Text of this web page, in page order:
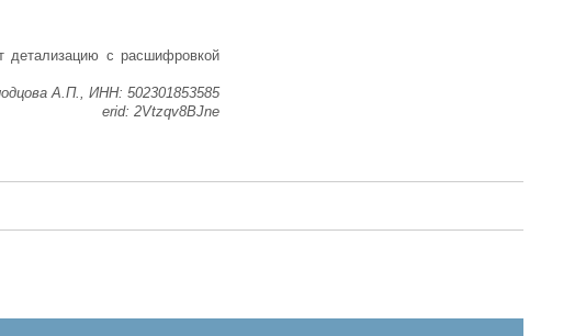
детализацию с расшифровкой
А.П., ИНН: 502301853585
еrid: 2Vtzqv8BJne